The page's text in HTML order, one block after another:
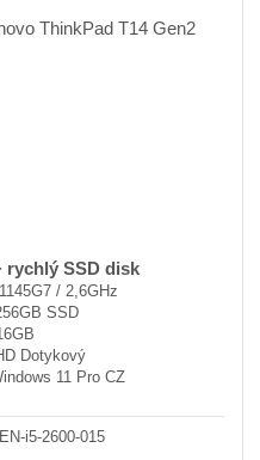
rychlý SSD disk
/ 2,6GHz
SSD
Dotykový
11 Pro CZ
i5-2600-015